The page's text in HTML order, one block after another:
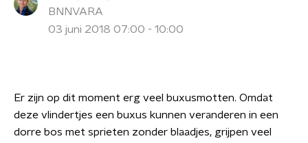
BNNVARA
03 juni 2018 07:00 - 10:00
Er zijn op dit moment erg veel buxusmotten. Omdat
deze vlindertjes een buxus kunnen veranderen in een
dorre bos met sprieten zonder blaadjes, grijpen veel